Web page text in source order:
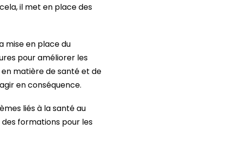
il met en place des
mise en place du
pour améliorer les
matière de santé et de
en conséquence.
liés à la santé au
formations pour les